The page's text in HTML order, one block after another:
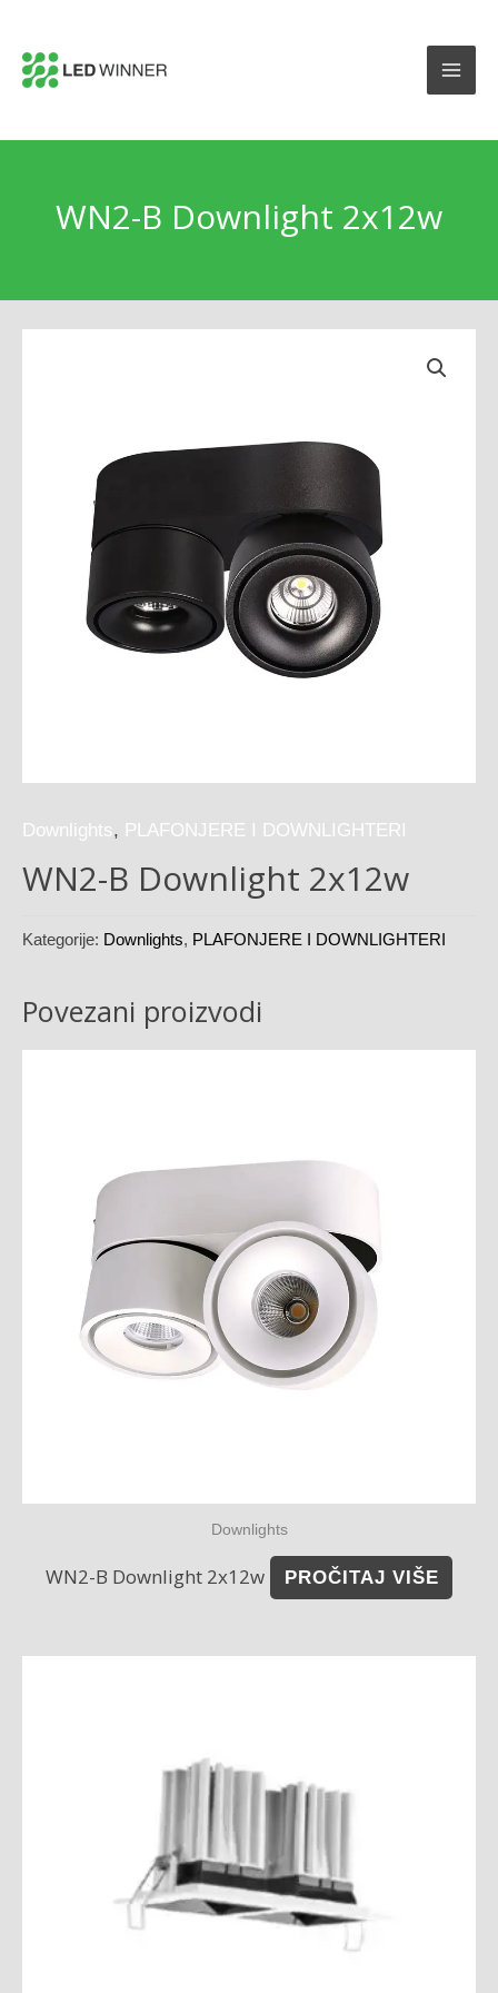
WN2-B Downlight 2x12w
Downlights, PLAFONJERE I DOWNLIGHTERI
WN2-B Downlight 2x12w
Kategorije: Downlights, PLAFONJERE I DOWNLIGHTERI
Povezani proizvodi
Downlights
WN2-B Downlight 2x12w PROČITAJ VIŠE